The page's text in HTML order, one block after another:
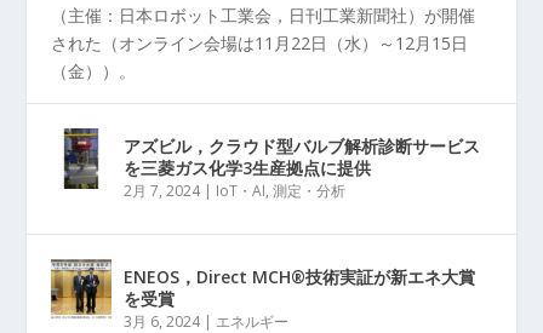
（主催：日本ロボット工業会，日刊工業新聞社）が開催
された（オンライン会場は11月22日（水）～12月15日
（金））。
アズビル，クラウド型バルブ解析診断サービス
を三菱ガス化学3生産拠点に提供
2月 7, 2024| IoT・AI,測定・分析
ENEOS，Direct MCH®技術実証が新エネ大賞
を受賞
3月 6, 2024| エネルギー